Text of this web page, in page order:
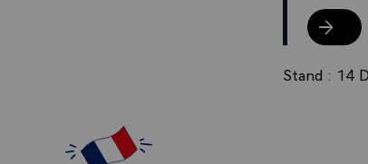
Weitere
Stand : 14